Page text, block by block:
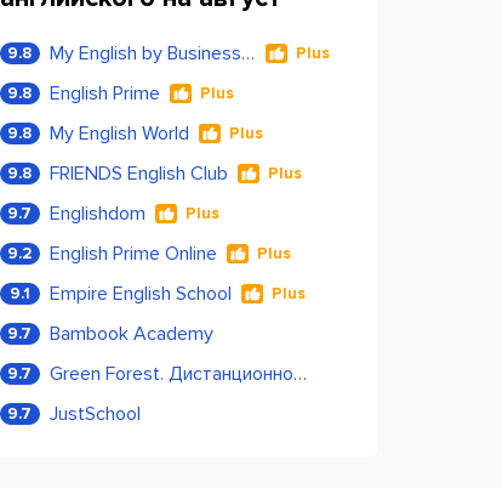
9.8 My English by Business Language Plus
9.8 English Prime Plus
9.8 My English World Plus
9.8 FRIENDS English Club Plus
9.7 Englishdom Plus
9.2 English Prime Online Plus
9.1 Empire English School Plus
9.7 Bambook Academy
9.7 Green Forest. Дистанционное обучение
9.7 JustSchool